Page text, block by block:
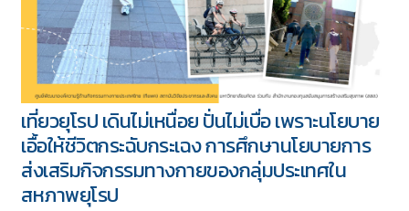
เที่ยวยุโรป เดินไม่เหนื่อย ปั่นไม่เบื่อ เพราะนโยบาย
เอื้อให้ชีวิตกระฉับกระเฉง การศึกษานโยบายการ
ส่งเสริมกิจกรรมทางกายของกลุ่มประเทศใน
สหภาพยุโรป